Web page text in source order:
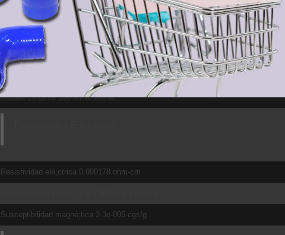
Fuerza de fatiga 240 MPa, para 1E+7 ciclos. Kt (factor de concentración) = 3.3
Fuerza de fatiga 510 MPa, 10,000,000 Ciclos sin concentración
Resistencia a la fractura 75 MPa-m½
Módulo cortante 44 GPa
Módulo cortante 550 MPa, última
Resistividad elé;ctrica 0.000178 ohm-cm
Susceptibilidad magné;tica 3.3e-006 cgs/g